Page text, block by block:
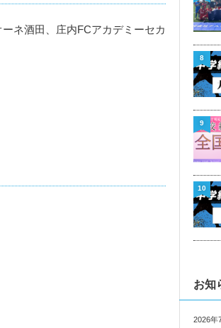
ネ酒田、庄内FCアカデミーセカ
8
9
10
お知
2026年